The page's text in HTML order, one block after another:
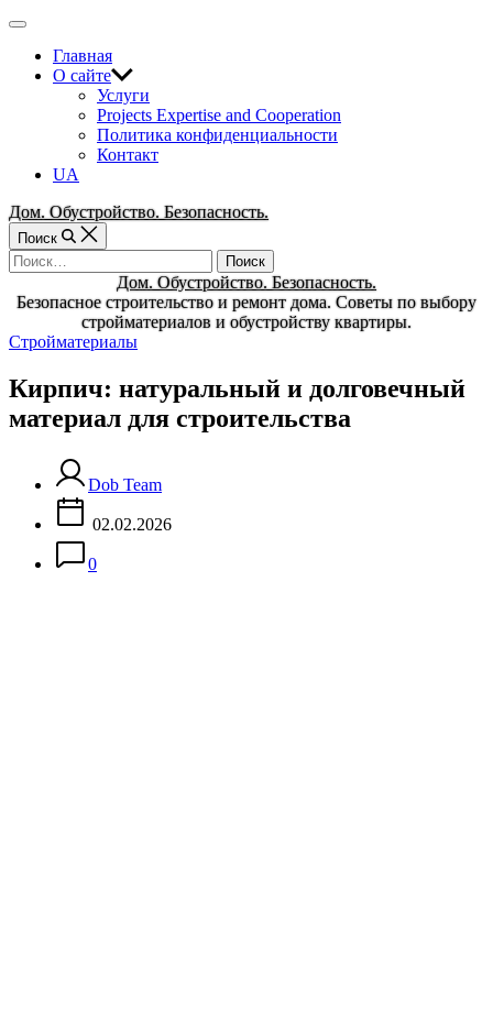
Перейти
содержимому
Вне
холстаГлавная
О сайте
Услуги
Projects Expertise and Cooperation
Политика конфиденциальности
Контакт
UA
Дом. Обустройство. Безопасность.
Поиск
Найти:
Дом. Обустройство. Безопасность.
Безопасное строительство и ремонт дома. Советы по выбору
стройматериалов и обустройству квартиры.
Рубрики
Стройматериалы
Кирпич: натуральный и долговечный
материал для строительства
Dob Team
02.02.2026
0